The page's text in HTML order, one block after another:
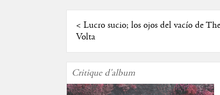
< Lucro sucio; los ojos del vacío de
Volta
Critique d'album